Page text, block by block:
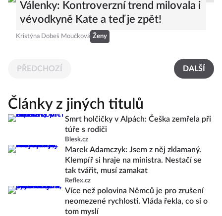
Válenky: Kontroverzní trend milovala i
vévodkyně Kate a teď je zpět!
Kristýna Dobeš Moučková Ženy
PŘEDCHOZÍ DALŠÍ
Články z jiných titulů
Smrt holčičky v Alpách: Češka zemřela při
túře s rodiči
Blesk.cz
Marek Adamczyk: Jsem z něj zklamaný.
Klempíř si hraje na ministra. Nestačí se
tak tvářit, musí zamakat
Reflex.cz
Více než polovina Němců je pro zrušení
neomezené rychlosti. Vláda řekla, co si o
tom myslí